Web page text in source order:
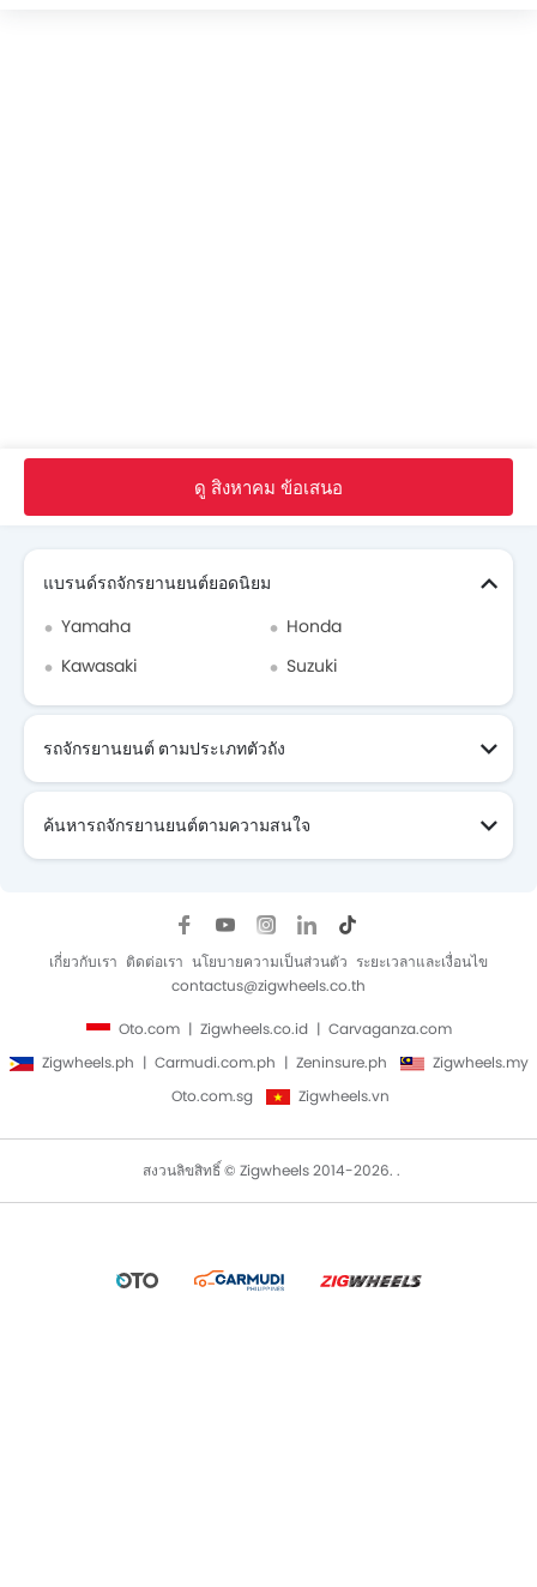
ดู สิงหาคม ข้อเสนอ
Search Other รถจักรยานยนต์
แบรนด์รถจักรยานยนต์ยอดนิยม
Yamaha
Honda
Kawasaki
Suzuki
รถจักรยานยนต์ ตามประเภทตัวถัง
ค้นหารถจักรยานยนต์ตามความสนใจ
เกี่ยวกับเรา ติดต่อเรา นโยบายความเป็นส่วนตัว ระยะเวลาและเงื่อนไข
contactus@zigwheels.co.th
Oto.com Zigwheels.co.id
Carvaganza.com
Zigwheels.ph
Carmudi.com.ph Zeninsure.ph
Zigwheels.my
Oto.com.sg
Zigwheels.vn
สงวนลิขสิทธิ์ © Zigwheels 2014-2026. .